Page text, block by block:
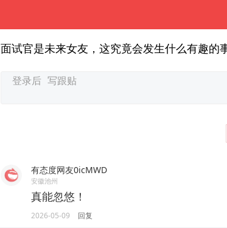
面试官是未来女友，这究竟会发生什么有趣的
有态度网友0icMWD
安徽池州
真能忽悠！
2026-05-09 回复